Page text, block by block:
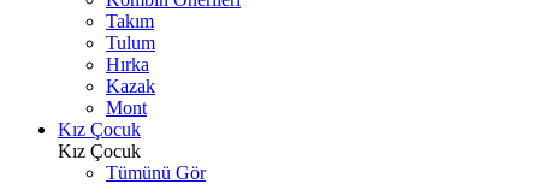
Takım
Tulum
Hırka
Kazak
Mont
Kız Çocuk
Kız Çocuk
Tümünü Gör